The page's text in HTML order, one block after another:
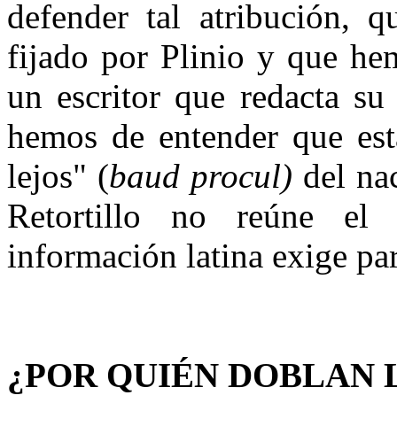
defender tal atribución,
fijado por Plinio y que
un escritor que redacta
hemos de entender que
lejos" (baud procul) del
Retortillo no reúne el
información latina exige
¿POR QUIÉN DOBLAN